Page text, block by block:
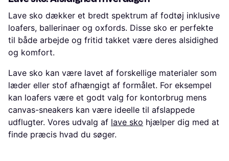
Lave sko dækker et bredt spektrum af fodtøj inklusive
loafers, ballerinaer og oxfords. Disse sko er perfekte
til både arbejde og fritid takket være deres alsidighed
og komfort.
Lave sko kan være lavet af forskellige materialer som
læder eller stof afhængigt af formålet. For eksempel
kan loafers være et godt valg for kontorbrug mens
canvas-sneakers kan være ideelle til afslappede
udflugter. Vores udvalg af lave sko hjælper dig med at
finde præcis hvad du søger.